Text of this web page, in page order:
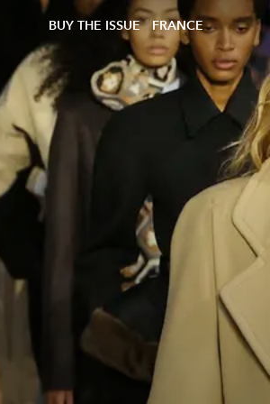
BUY THE ISSUE FRANCE